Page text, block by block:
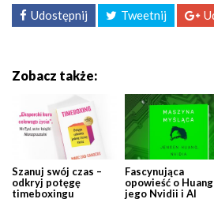
Udostępnij Tweetnij
Zobacz także:
Szanuj swój czas –
odkryj potęgę
timeboxingu
Fascynująca
opowieść o
jego Nvidii i AI